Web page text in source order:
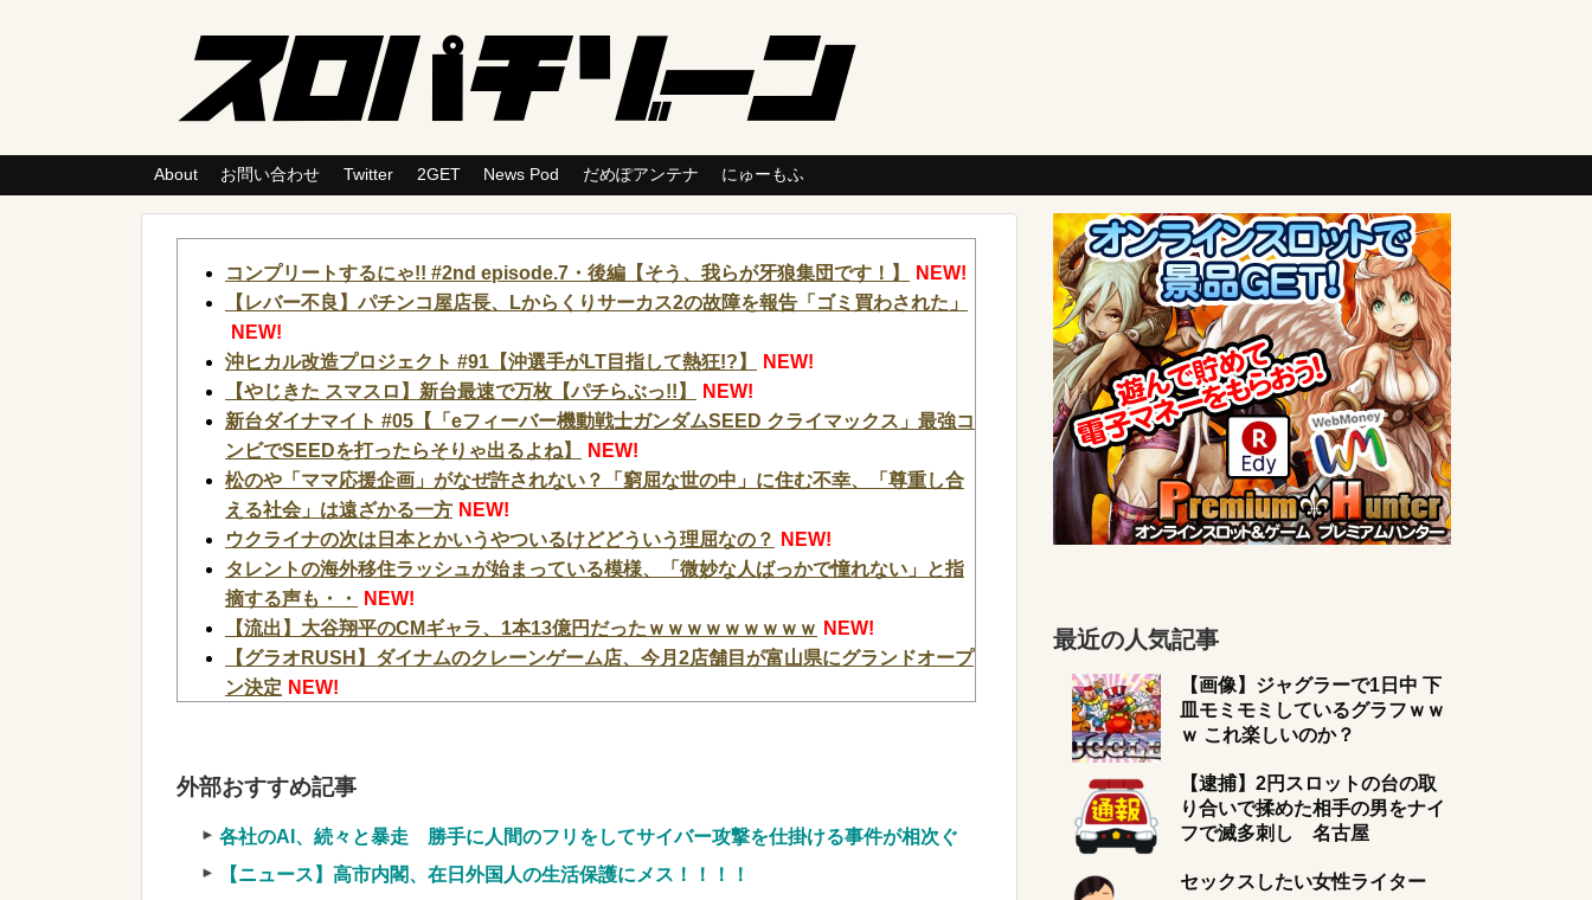
About お問い合わせ Twitter 2GET News Pod だめぽアンテナ にゅーもふ
コンプリートするにゃ!! #2nd episode.7・後編【そう、我らが牙狼集団です！】
NEW!
【レバー不良】パチンコ屋店長、Lからくりサーカス2の故障を報告「ゴミ買わされた」
NEW!
沖ヒカル改造プロジェクト #91【沖選手がLT目指して熱狂!?】
NEW!
【やじきた スマスロ】新台最速で万枚【パチらぶっ!!】
NEW!
新台ダイナマイト #05【「eフィーバー機動戦士ガンダムSEED クライマックス」最強コ
ンビでSEEDを打ったらそりゃ出るよね】
NEW!
松のや「ママ応援企画」がなぜ許されない？「窮屈な世の中」に住む不幸、「尊重し合
える社会」は遠ざかる一方 NEW!
ウクライナの次は日本とかいうやついるけどどういう理屈なの？
NEW!
タレントの海外移住ラッシュが始まっている模様、「微妙な人ばっかで憧れない」と指
摘する声も・・
NEW!
【流出】大谷翔平のCMギャラ、1本13億円だったｗｗｗｗｗｗｗｗｗ NEW!
【グラオRUSH】ダイナムのクレーンゲーム店、今月2店舗目が富山県にグランドオープ
ン決定 NEW!
NEW!
【神設備】ラカータ大宮駅前店の神セレコーナーがアツいと個人的に話題 半個室島+ス
マホミラーモニターを搭載 NEW!
【悲報】ちいかわの映画を見たイラン人が激怒｢子供に見せる内容じゃない｡悪影響は計
外部おすすめ記事
各社のAI、続々と暴走 勝手に人間のフリをしてサイバー攻撃を仕掛ける事件が相次ぐ
【ニュース】高市内閣、在日外国人の生活保護にメス！！！！
最近の人気記事
【画像】ジャグラーで1日中 下
皿モミモミしているグラフｗｗ
ｗ これ楽しいのか？
【逮捕】2円スロットの台の取
り合いで揉めた相手の男をナイ
フで滅多刺し 名古屋
セックスしたい女性ライター